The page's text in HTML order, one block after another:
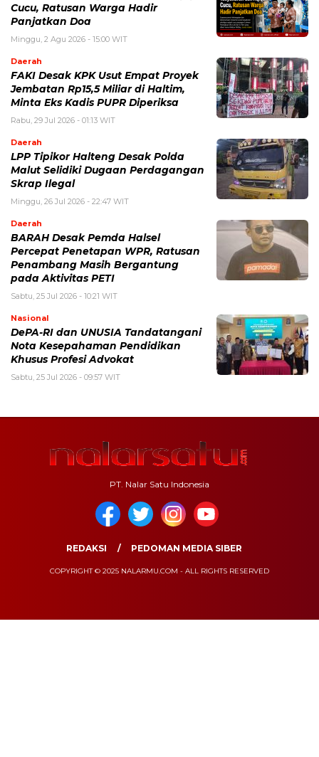
Cucu, Ratusan Warga Hadir
Panjatkan Doa
Minggu, 2 Agu 2026 - 15:00 WIT
Daerah
FAKI Desak KPK Usut Empat Proyek
Jembatan Rp15,5 Miliar di Haltim,
Minta Eks Kadis PUPR Diperiksa
Rabu, 29 Jul 2026 - 01:13 WIT
Daerah
LPP Tipikor Halteng Desak Polda
Malut Selidiki Dugaan Perdagangan
Skrap Ilegal
Minggu, 26 Jul 2026 - 22:47 WIT
Daerah
BARAH Desak Pemda Halsel
Percepat Penetapan WPR, Ratusan
Penambang Masih Bergantung
pada Aktivitas PETI
Sabtu, 25 Jul 2026 - 10:21 WIT
Nasional
DePA-RI dan UNUSIA Tandatangani
Nota Kesepahaman Pendidikan
Khusus Profesi Advokat
Sabtu, 25 Jul 2026 - 09:57 WIT
PT. Nalar Satu Indonesia
REDAKSI PEDOMAN MEDIA SIBER
COPYRIGHT © 2025 NALARMU.COM - ALL RIGHTS RESERVED